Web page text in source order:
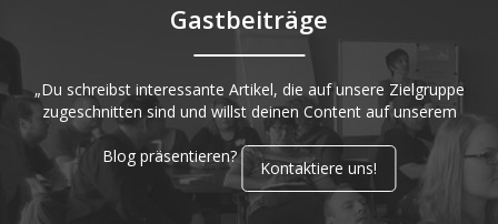
Gastbeiträge
„Du schreibst interessante Artikel, die auf unsere Zielgruppe
zugeschnitten sind und willst deinen Content auf unserem
Blog präsentieren?
Kontaktiere uns!